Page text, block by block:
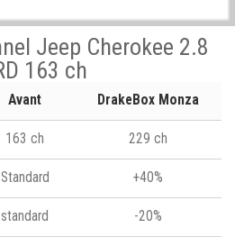
Jeep Cherokee 2.8
163 ch
Avant DrakeBox Monza
163 ch 229 ch
Standard +40%
standard -20%